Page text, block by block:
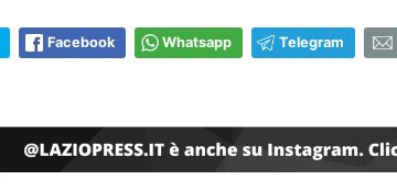
Facebook Whatsapp Telegram